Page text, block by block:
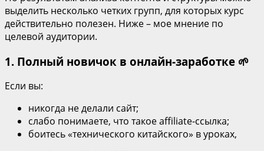
выделить несколько четких групп, для которых курс
действительно полезен. Ниже – мое мнение по
целевой аудитории.
1. Полный новичок в онлайн‑заработке 🌱
Если вы:
никогда не делали сайт;
слабо понимаете, что такое affiliate‑ссылка;
боитесь «технического китайского» в уроках,